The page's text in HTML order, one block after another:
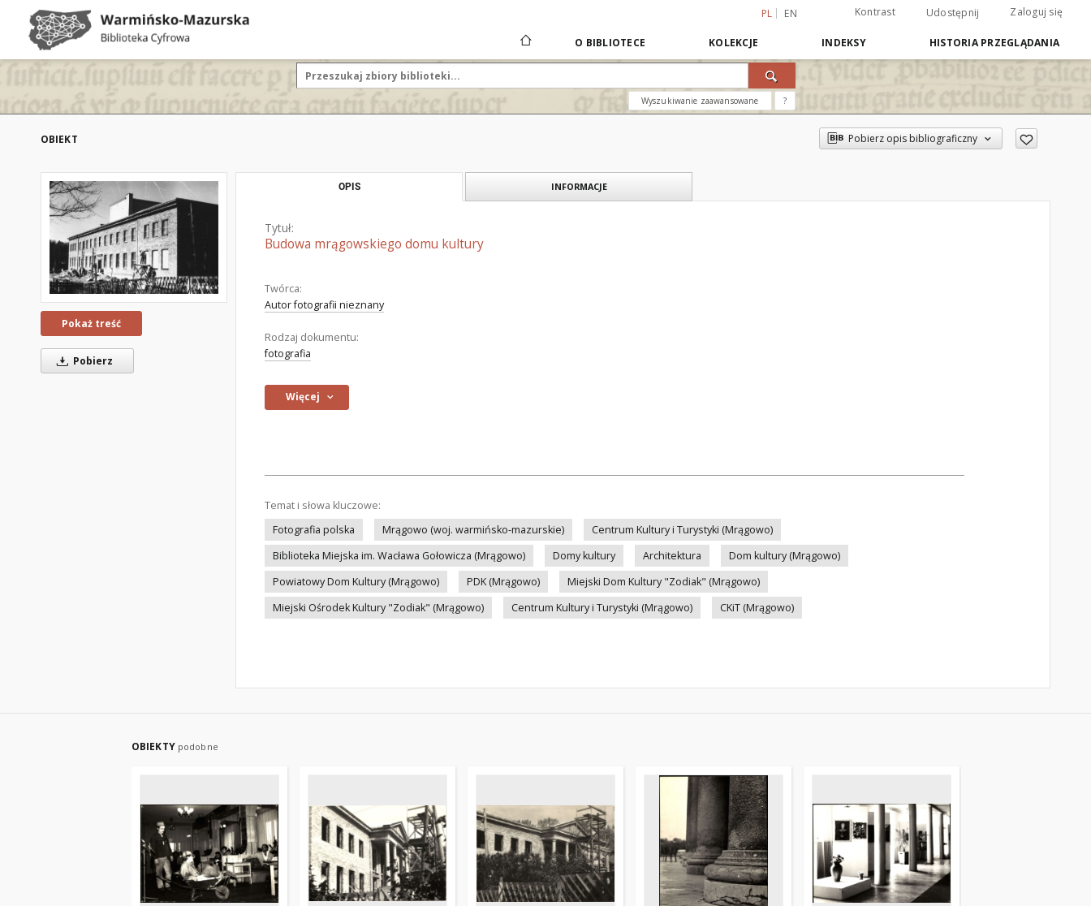
PL EN Kontrast Udostępnij Zaloguj się
O BIBLIOTECE KOLEKCJE INDEKSY HISTORIA PRZEGLĄDANIA
Wyszukiwanie zaawansowane ?
OBIEKT Pobierz opis bibliograficzny
Pokaż treść
Pobierz
OPIS INFORMACJE
Tytuł:
Budowa mrągowskiego domu kultury
Twórca:
Autor fotografii nieznany
Rodzaj dokumentu:
fotografia
Więcej
Temat i słowa kluczowe:
Fotografia polska
Mrągowo (woj. warmińsko-mazurskie)
Centrum Kultury i Turystyki (Mrągowo)
Biblioteka Miejska im. Wacława Gołowicza (Mrągowo)
Domy kultury Architektura
Dom kultury (Mrągowo)
Powiatowy Dom Kultury (Mrągowo)
PDK (Mrągowo)
Miejski Dom Kultury "Zodiak" (Mrągowo)
Miejski Ośrodek Kultury "Zodiak" (Mrągowo)
Centrum Kultury i Turystyki (Mrągowo) CKiT (Mrągowo)
OBIEKTY podobne